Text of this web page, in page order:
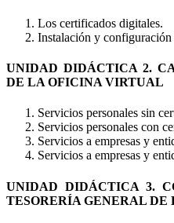
Los certificados digitales.
Instalación y configuración
UNIDAD DIDÁCTICA 2.
DE LA OFICINA VIRTUAL
Servicios personales sin
Servicios personales con
Servicios a empresas y
Servicios a empresas y
UNIDAD DIDÁCTICA 3.
TESORERÍA GENERAL DE